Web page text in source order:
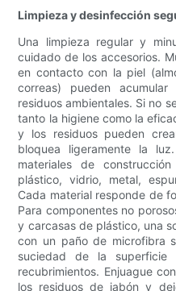
Limpieza y desinfección
Una limpieza regular y
cuidado de los accesorios.
en contacto con la piel
correas) pueden
residuos ambientales. Si no
tanto la higiene como la
y los residuos pueden
bloquea ligeramente la
materiales de
plástico, vidrio, metal,
Cada material responde de
Para componentes no
y carcasas de plástico, una
con un paño de microfibra
suciedad de la
recubrimientos. Enjuague
los residuos de jabón y